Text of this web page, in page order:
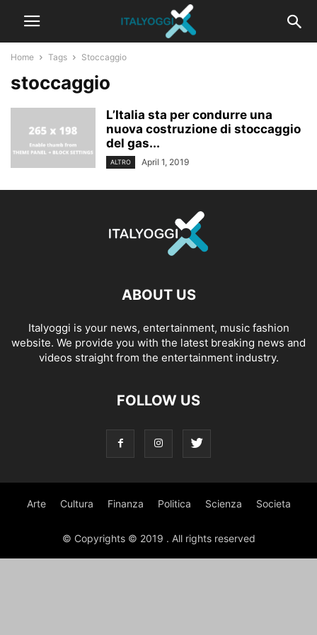
Home Tags Stoccaggio
stoccaggio
L’Italia sta per condurre una
nuova costruzione di stoccaggio
del gas...
ALTRO April 1, 2019
ABOUT US
Italyoggi is your news, entertainment, music fashion
website. We provide you with the latest breaking news and
videos straight from the entertainment industry.
FOLLOW US
Arte Cultura Finanza Politica Scienza Societa
© Copyrights © 2019 . All rights reserved